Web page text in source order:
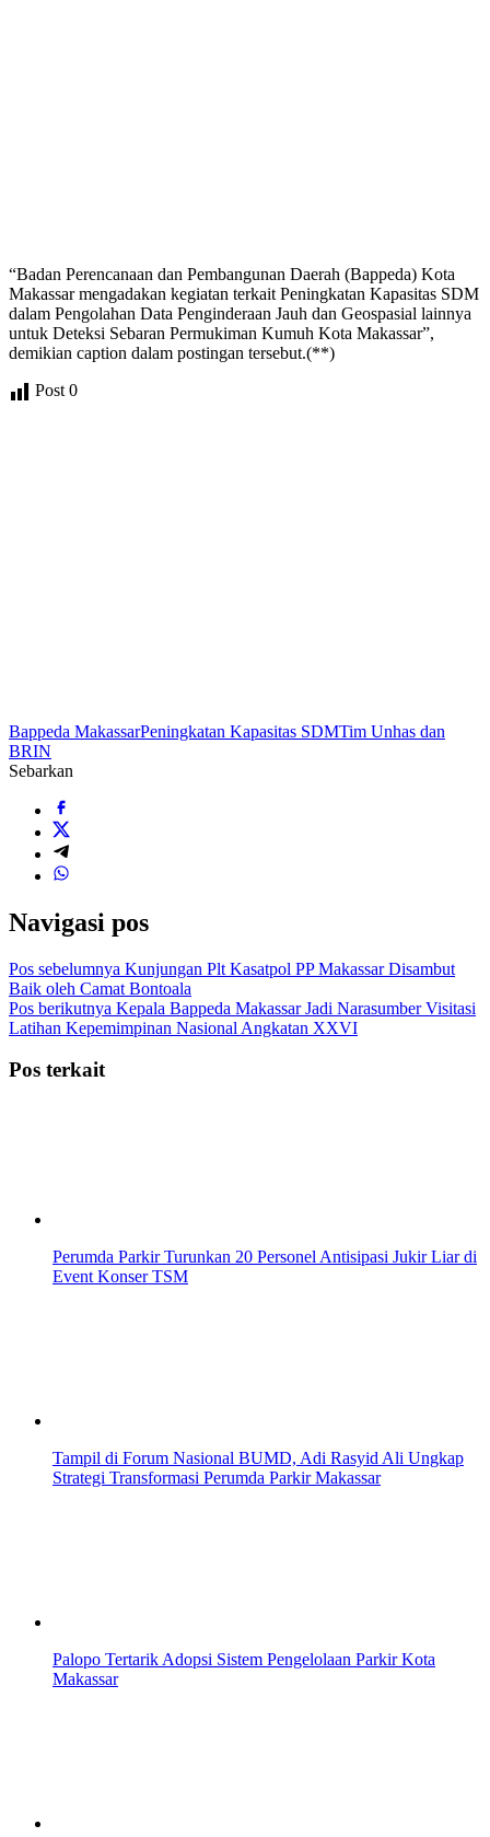
“Badan Perencanaan dan Pembangunan Daerah (Bappeda) Kota
Makassar mengadakan kegiatan terkait Peningkatan Kapasitas SDM
dalam Pengolahan Data Penginderaan Jauh dan Geospasial lainnya
untuk Deteksi Sebaran Permukiman Kumuh Kota Makassar”,
demikian caption dalam postingan tersebut.(**)
Post 0
Bappeda MakassarPeningkatan Kapasitas SDMTim Unhas dan
BRIN
Sebarkan
Navigasi pos
Pos sebelumnya Kunjungan Plt Kasatpol PP Makassar Disambut
Baik oleh Camat Bontoala
Pos berikutnya Kepala Bappeda Makassar Jadi Narasumber Visitasi
Latihan Kepemimpinan Nasional Angkatan XXVI
Pos terkait
Perumda Parkir Turunkan 20 Personel Antisipasi Jukir Liar di
Event Konser TSM
Tampil di Forum Nasional BUMD, Adi Rasyid Ali Ungkap
Strategi Transformasi Perumda Parkir Makassar
Palopo Tertarik Adopsi Sistem Pengelolaan Parkir Kota
Makassar